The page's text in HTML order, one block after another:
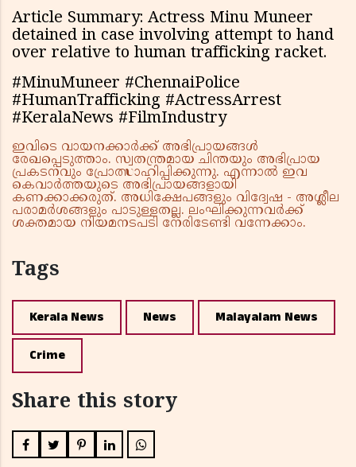
Article Summary: Actress Minu Muneer
detained in case involving attempt to hand
over relative to human trafficking racket.
#MinuMuneer #ChennaiPolice
#HumanTrafficking #ActressArrest
#KeralaNews #FilmIndustry
ഇവിടെ വായനക്കാർക്ക് അഭിപ്രായങ്ങൾ
രേഖപ്പെടുത്താം. സ്വതന്ത്രമായ ചിന്തയും അഭിപ്രായ
പ്രകടനവും പ്രോത്സാഹിപ്പിക്കുന്നു. എന്നാൽ ഇവ
കെവാർത്തയുടെ അഭിപ്രായങ്ങളായി
കണക്കാക്കരുത്. അധിക്ഷേപങ്ങളും വിദ്വേഷ - അശ്ലീല
പരാമർശങ്ങളും പാടുള്ളതല്ല. ലംഘിക്കുന്നവർക്ക്
ശക്തമായ നിയമനടപടി നേരിടേണ്ടി വന്നേക്കാം.
Tags
Kerala News News Malayalam News
Crime
Share this story